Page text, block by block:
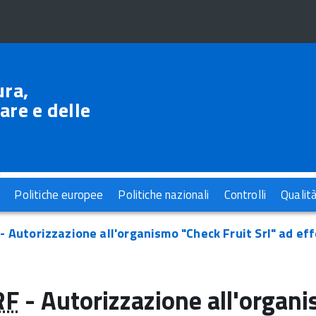
e delle
Politiche europee Politiche nazionali Controlli
- Autorizzazione all'organismo "Check Fruit Srl" ad
- Autorizzazione